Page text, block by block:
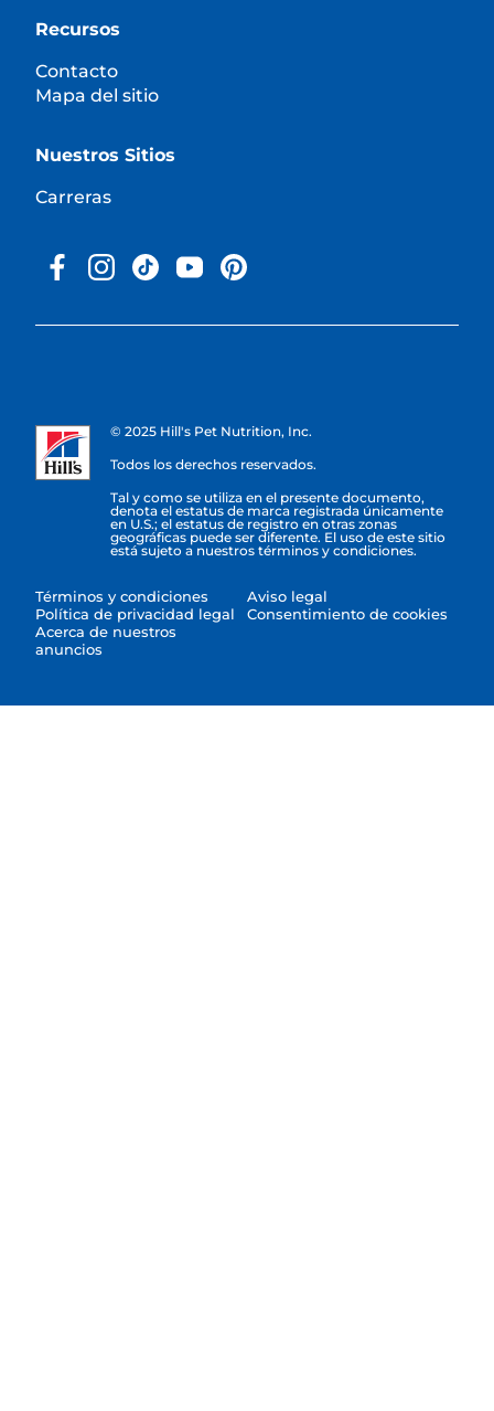
Recursos
Contacto
Mapa del sitio
Nuestros Sitios
Carreras
© 2025 Hill's Pet Nutrition, Inc.
Todos los derechos reservados.
Tal y como se utiliza en el presente documento,
denota el estatus de marca registrada únicamente
en U.S.; el estatus de registro en otras zonas
geográficas puede ser diferente. El uso de este sitio
está sujeto a nuestros términos y condiciones.
Términos y condiciones
Política de privacidad legal
Acerca de nuestros
anuncios
Aviso legal
Consentimiento de cookies